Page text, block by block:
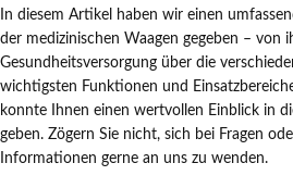
In diesem Artikel haben wir einen
der medizinischen Waagen gegeben – von
Gesundheitsversorgung über die
wichtigsten Funktionen und
konnte Ihnen einen wertvollen Einblick in
geben. Zögern Sie nicht, sich bei Fragen
Informationen gerne an uns zu wenden.